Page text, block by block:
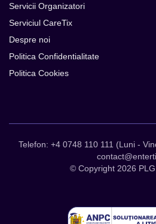
Servicii Organizatori
Serviciul CareTix
Despre noi
Politica Confidentialitate
Politica Cookies
Telefon: +4 0748 110 111 (Luni -
© Copyright 2026